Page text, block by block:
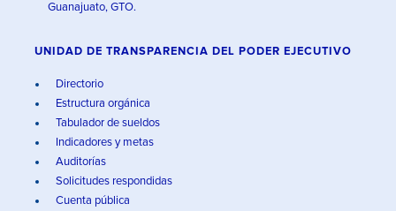
Guanajuato, GTO.
UNIDAD DE TRANSPARENCIA DEL PODER EJECUTIVO
Directorio
Estructura orgánica
Tabulador de sueldos
Indicadores y metas
Auditorías
Solicitudes respondidas
Cuenta pública